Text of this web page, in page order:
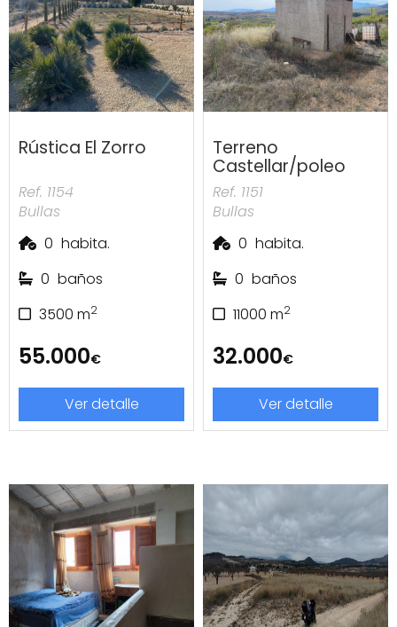
Rústica El Zorro
Ref. 1154
Bullas
0 habita.
0 baños
3500 m2
55.000€
Ver detalle
Terreno
Castellar/poleo
Ref. 1151
Bullas
0 habita.
0 baños
11000 m2
32.000€
Ver detalle